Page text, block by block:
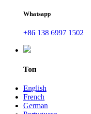
Whatsapp
+86 138 6997 1502
Топ
English
French
German